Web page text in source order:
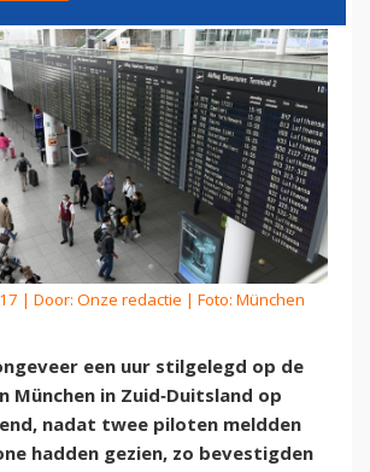
| Door: Onze redactie | Foto: München
een uur stilgelegd op de
München in Zuid‑Duitsland op
nadat twee piloten meldden
hadden gezien, zo bevestigden